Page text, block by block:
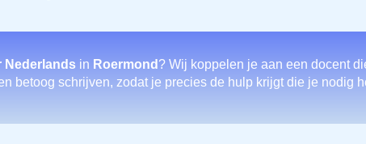
Nederlandsin Roermond ? Wij koppelen je aan een docent
betoog schrijven, zodat je precies de hulp krijgt die je nodig